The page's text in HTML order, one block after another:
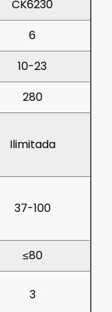
CK6230
6
10-23
280
Ilimitada
37-100
≤80
3